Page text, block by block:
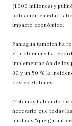
(1.000 millones) y
población en edad
impacto económico.
Paniagua también ha
el problema y ha
implementación de los
30 y un 50 % la
costes globales.
“Estamos hablando de
necesario que todas
públicas “que